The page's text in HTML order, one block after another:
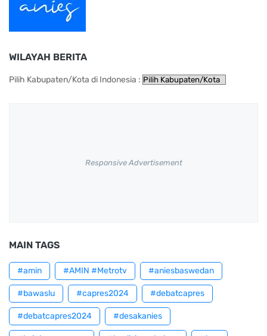
WILAYAH BERITA
Pilih Kabupaten/Kota di Indonesia :
Responsive Advertisement
MAIN TAGS
#amin #AMIN #Metrotv #aniesbaswedan
#bawaslu #capres2024 #debatcapres
#debatcapres2024 #desakanies